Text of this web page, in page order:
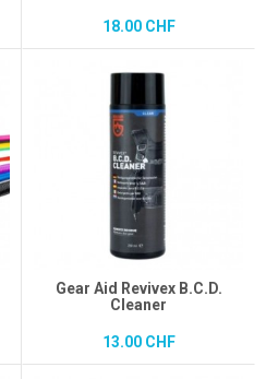
18.00 CHF
Gear Aid Revivex B.C.D.
Cleaner
13.00 CHF